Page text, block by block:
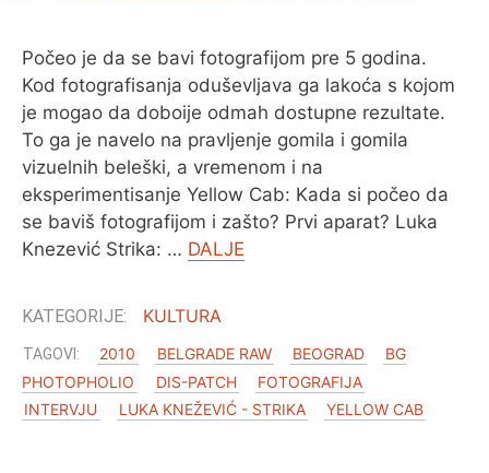
Počeo je da se bavi fotografijom pre 5 godina.
Kod fotografisanja oduševljava ga lakoća s kojom
je mogao da doboije odmah dostupne rezultate.
To ga je navelo na pravljenje gomila i gomila
vizuelnih beleški, a vremenom i na
eksperimentisanje Yellow Cab: Kada si počeo da
se baviš fotografijom i zašto? Prvi aparat? Luka
Knezević Strika: … DALJE
KULTURA
2010 BELGRADE RAW BEOGRAD
BG
PHOTOPHOLIO
DIS-PATCH
FOTOGRAFIJA
INTERVJU
LUKA KNEŽEVIĆ - STRIKA YELLOW CAB